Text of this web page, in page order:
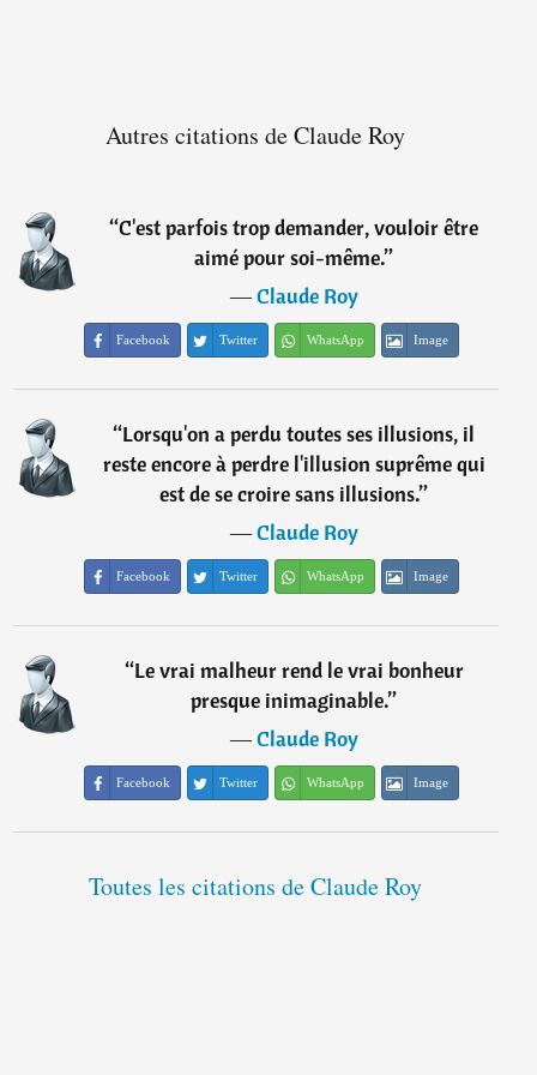
Autres citations de Claude Roy
“C'est parfois trop demander, vouloir être
aimé pour soi-même.”
―Claude Roy
Facebook Twitter WhatsApp Image
“Lorsqu'on a perdu toutes ses illusions, il
reste encore à perdre l'illusion suprême qui
est de se croire sans illusions.”
―Claude Roy
Facebook Twitter WhatsApp Image
“Le vrai malheur rend le vrai bonheur
presque inimaginable.”
―Claude Roy
Facebook Twitter WhatsApp Image
Toutes les citations de Claude Roy